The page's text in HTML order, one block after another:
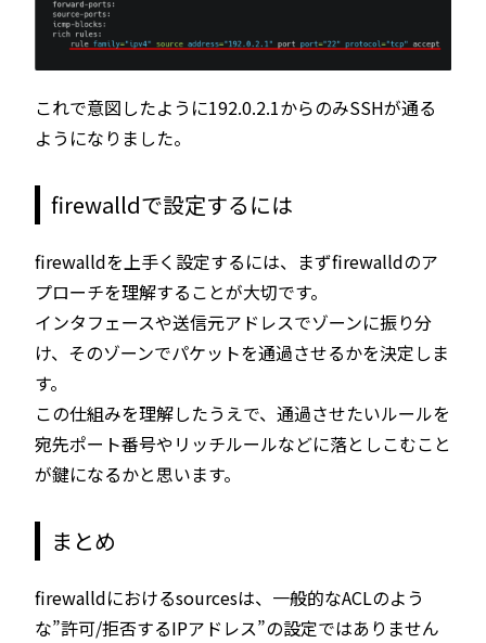
これで意図したように192.0.2.1からのみSSHが通る
ようになりました。
firewalldで設定するには
firewalldを上手く設定するには、まずfirewalldのア
プローチを理解することが大切です。
インタフェースや送信元アドレスでゾーンに振り分
け、そのゾーンでパケットを通過させるかを決定しま
す。
この仕組みを理解したうえで、通過させたいルールを
宛先ポート番号やリッチルールなどに落としこむこと
が鍵になるかと思います。
まとめ
firewalldにおけるsourcesは、一般的なACLのよう
な”許可/拒否するIPアドレス”の設定ではありません